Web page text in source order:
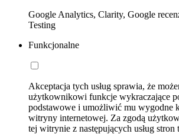
Google Analytics, Clarity, Google
Testing
Funkcjonalne
Akceptacja tych usług sprawia, że
użytkownikowi funkcje wykraczające
podstawowe i umożliwić mu wygodne
witryny internetowej. Za zgodą
tej witrynie z następujących usług stron